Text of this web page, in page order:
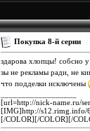
Покупка 8-й серии
здарова хлопцы! собсно
зы не рекламы ради, не
что подделки исключены
[url=http://nick-name.ru/
[IMG]http://s12.rimg.info/
[/COLOR][/COLOR][/